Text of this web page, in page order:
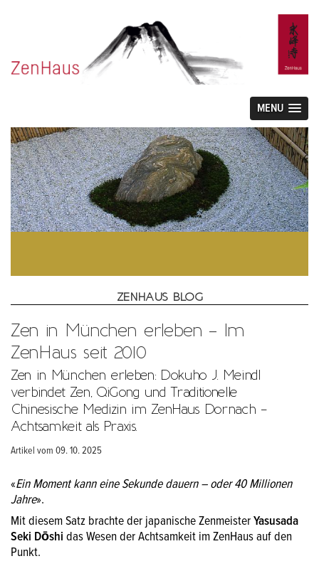
MENU
ZENHAUS BLOG
Zen in München erleben – Im
ZenHaus seit 2010
Zen in München erleben: Dokuho J. Meindl
verbindet Zen, QiGong und Traditionelle
Chinesische Medizin im ZenHaus Dornach –
Achtsamkeit als Praxis.
Artikel vom 09. 10. 2025
«Ein Moment kann eine Sekunde dauern – oder 40 Millionen
Jahre».
Mit diesem Satz brachte der japanische ZenmeisterYasusada
Seki Dōshi das Wesen der Achtsamkeit im ZenHaus auf den
Punkt.